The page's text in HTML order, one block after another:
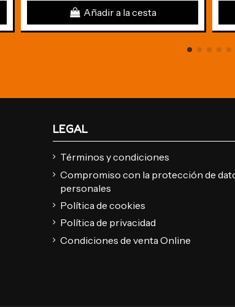
Añadir a la cesta
LEGAL
Términos y condiciones
Compromiso con la protección de
personales
Política de cookies
Política de privacidad
Condiciones de venta Online